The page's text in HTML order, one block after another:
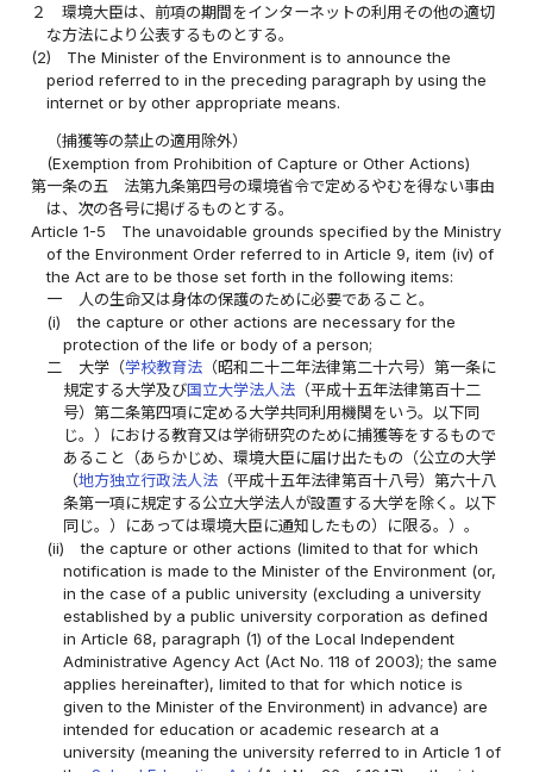
２
環境大臣は、前項の期間をインターネットの利用その他の適切
な方法により公表するものとする。
(2)
The Minister of the Environment is to announce the
period referred to in the preceding paragraph by using the
internet or by other appropriate means.
（捕獲等の禁止の適用除外）
(Exemption from Prohibition of Capture or Other Actions)
第一条の五
法第九条第四号の環境省令で定めるやむを得ない事由
は、次の各号に掲げるものとする。
Article 1-5
The unavoidable grounds specified by the Ministry
of the Environment Order referred to in Article 9, item (iv) of
the Act are to be those set forth in the following items:
一
人の生命又は身体の保護のために必要であること。
(i)
the capture or other actions are necessary for the
protection of the life or body of a person;
二
大学（学校教育法（昭和二十二年法律第二十六号）第一条に
規定する大学及び国立大学法人法（平成十五年法律第百十二
号）第二条第四項に定める大学共同利用機関をいう。以下同
じ。）における教育又は学術研究のために捕獲等をするもので
あること（あらかじめ、環境大臣に届け出たもの（公立の大学
（地方独立行政法人法（平成十五年法律第百十八号）第六十八
条第一項に規定する公立大学法人が設置する大学を除く。以下
同じ。）にあっては環境大臣に通知したもの）に限る。）。
(ii)
the capture or other actions (limited to that for which
notification is made to the Minister of the Environment (or,
in the case of a public university (excluding a university
established by a public university corporation as defined
in Article 68, paragraph (1) of the Local Independent
Administrative Agency Act (Act No. 118 of 2003); the same
applies hereinafter), limited to that for which notice is
given to the Minister of the Environment) in advance) are
intended for education or academic research at a
university (meaning the university referred to in Article 1 of